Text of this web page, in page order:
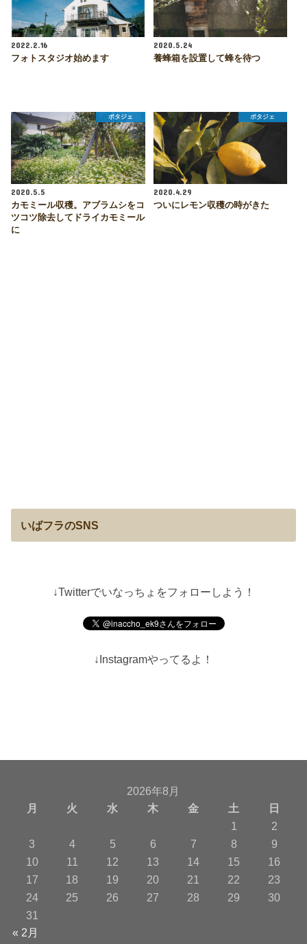
2022.2.16
フォトスタジオ始めます
2020.5.24
養蜂箱を設置して蜂を待つ
ポタジェ
2020.5.5
カモミール収穫。アブラムシをコ
ツコツ除去してドライカモミール
に
ポタジェ
2020.4.29
ついにレモン収穫の時がきた
いばフラのSNS
↓Twitterでいなっちょをフォローしよう！
↓Instagramやってるよ！
2026年8月
月
火 水 木 金 土
日
1
2
3
4 5 6 7 8
9
10
11 12 13 14 15
16
17
18 19 20 21 22
23
24
25 26 27 28 29
30
31
« 2月